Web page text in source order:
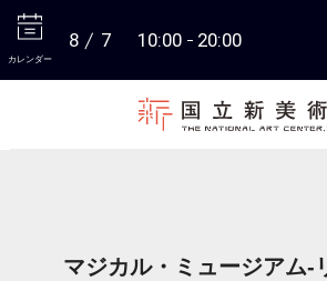
カレンダー
8 7 10:00 20:00
マジカル・ミュージアム-